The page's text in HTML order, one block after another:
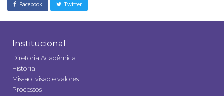
Facebook Twitter
Institucional
Diretoria Acadêmica
História
Missão, visão e valores
Processos